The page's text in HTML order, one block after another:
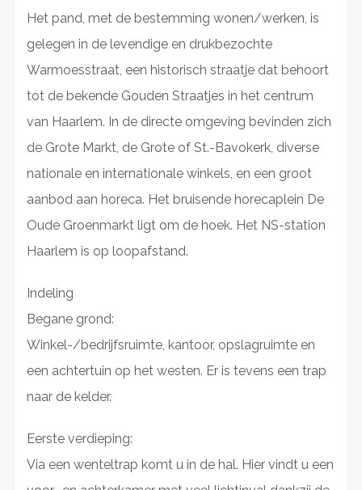
Het pand, met de bestemming wonen/werken, is
gelegen in de levendige en drukbezochte
Warmoesstraat, een historisch straatje dat behoort
tot de bekende Gouden Straatjes in het centrum
van Haarlem. In de directe omgeving bevinden zich
de Grote Markt, de Grote of St.-Bavokerk, diverse
nationale en internationale winkels, en een groot
aanbod aan horeca. Het bruisende horecaplein De
Oude Groenmarkt ligt om de hoek. Het NS-station
Haarlem is op loopafstand.
Indeling
Begane grond:
Winkel-/bedrijfsruimte, kantoor, opslagruimte en
een achtertuin op het westen. Er is tevens een trap
naar de kelder.
Eerste verdieping:
Via een wenteltrap komt u in de hal. Hier vindt u een